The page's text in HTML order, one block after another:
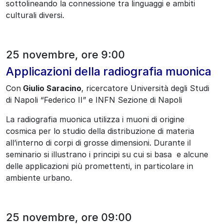
sottolineando la connessione tra linguaggi e ambiti
culturali diversi.
25 novembre, ore 9:00
Applicazioni della radiografia muonica
Con Giulio Saracino, ricercatore Università degli Studi
di Napoli “Federico II” e INFN Sezione di Napoli
La radiografia muonica utilizza i muoni di origine
cosmica per lo studio della distribuzione di materia
all’interno di corpi di grosse dimensioni. Durante il
seminario si illustrano i principi su cui si basa e alcune
delle applicazioni più promettenti, in particolare in
ambiente urbano.
25 novembre, ore 09:00